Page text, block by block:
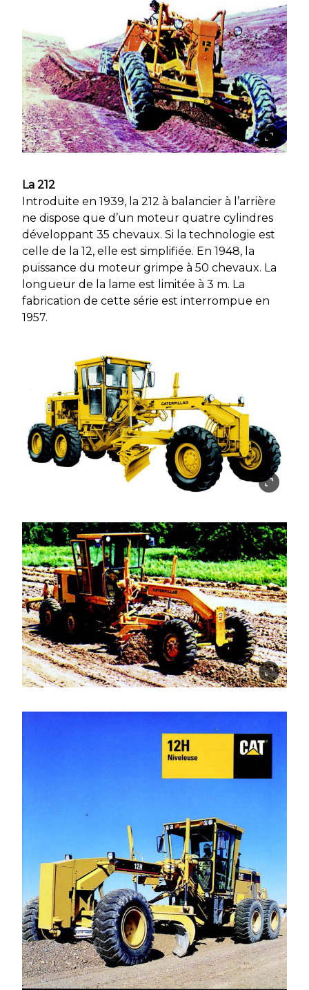
La 212
Introduite en 1939, la 212 à balancier à l’arrière
ne dispose que d’un moteur quatre cylindres
développant 35 chevaux. Si la technologie est
celle de la 12, elle est simplifiée. En 1948, la
puissance du moteur grimpe à 50 chevaux. La
longueur de la lame est limitée à 3 m. La
fabrication de cette série est interrompue en
1957.